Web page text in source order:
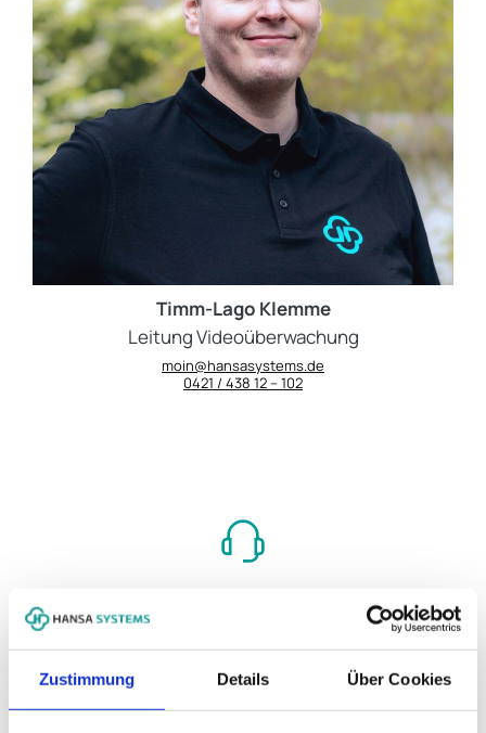
Zustimmung Details Über Cookies
Timm-Lago Klemme
Leitung Videoüberwachung
moin@hansasystems.de
0421 / 438 12 – 102